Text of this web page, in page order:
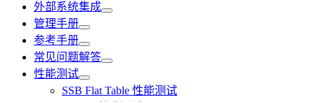
外部系统集成
管理手册
参考手册
常见问题解答
性能测试
SSB Flat Table 性能测试